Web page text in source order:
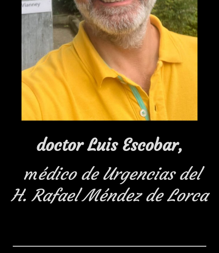
doctor Luis Escobar,
médico de Urgencias del
H. Rafael Méndez de Lorca